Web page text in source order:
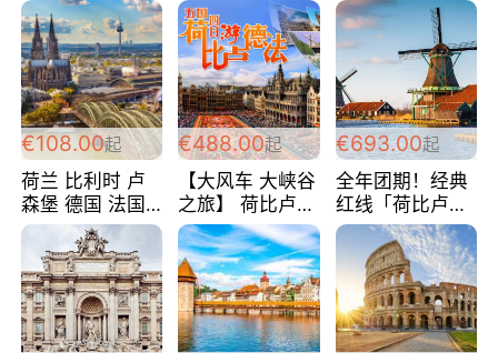
€108.00起
荷兰 比利时 卢
森堡 德国 法国
超爽玩遍西欧 循
环线 全程四星宾
馆 108欧/人/天
€488.00起
【大风车 大峡谷
之旅】 荷比卢德
法 巴黎上下 经
典五国四日游
488欧/人
€693.00起
全年团期！经典
红线「荷比卢德
法」七天循环 五
国 仅售99欧/人/
天！巴黎上下！
包拼房~